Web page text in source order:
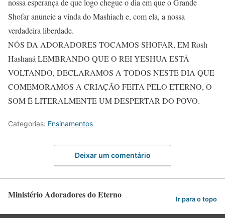
nossa esperança de que logo chegue o dia em que o Grande
Shofar anuncie a vinda do Mashiach e, com ela, a nossa
verdadeira liberdade.
NÓS DA ADORADORES TOCAMOS SHOFAR, EM Rosh
Hashaná LEMBRANDO QUE O REI YESHUA ESTÁ
VOLTANDO, DECLARAMOS A TODOS NESTE DIA QUE
COMEMORAMOS A CRIAÇÃO FEITA PELO ETERNO, O
SOM É LITERALMENTE UM DESPERTAR DO POVO.
Categorias: Ensinamentos
Deixar um comentário
Ministério Adoradores do Eterno Ir para o topo